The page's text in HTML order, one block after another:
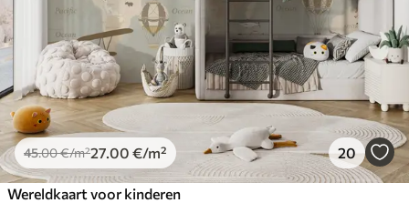
45.00€/m²27 .00 €/m² 20
Wereldkaart voor kinderen